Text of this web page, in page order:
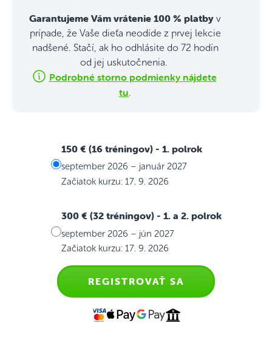
Garantujeme Vám vrátenie 100 % platby v
prípade, že Vaše dieťa neodíde z prvej lekcie
nadšené. Stačí, ak ho odhlásite do 72 hodín
od jej uskutočnenia.
Podrobné storno podmienky nájdete
tu.
150 € (16 tréningov) - 1. polrok
september 2026 – január 2027
Začiatok kurzu: 17. 9. 2026
300 € (32 tréningov) - 1. a 2. polrok
september 2026 – jún 2027
Začiatok kurzu: 17. 9. 2026
REGISTROVAŤ SA